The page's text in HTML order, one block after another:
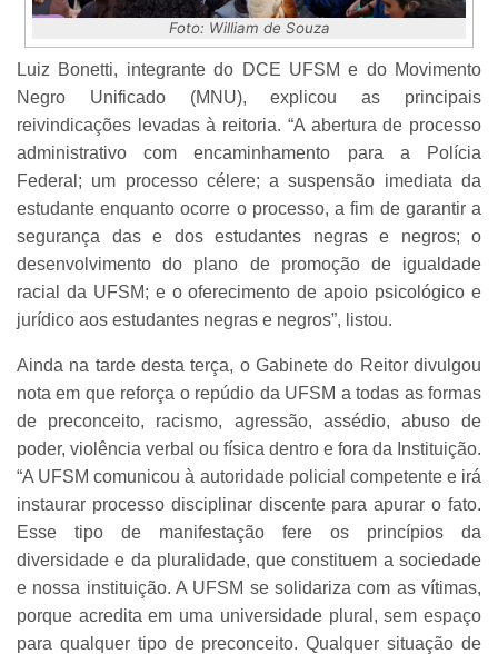
Foto: William de Souza
Luiz Bonetti, integrante do DCE UFSM e do Movimento
Negro Unificado (MNU), explicou as principais
reivindicações levadas à reitoria. “A abertura de processo
administrativo com encaminhamento para a Polícia
Federal; um processo célere; a suspensão imediata da
estudante enquanto ocorre o processo, a fim de garantir a
segurança das e dos estudantes negras e negros; o
desenvolvimento do plano de promoção de igualdade
racial da UFSM; e o oferecimento de apoio psicológico e
jurídico aos estudantes negras e negros”, listou.
Ainda na tarde desta terça, o Gabinete do Reitor divulgou
nota em que reforça o repúdio da UFSM a todas as formas
de preconceito, racismo, agressão, assédio, abuso de
poder, violência verbal ou física dentro e fora da Instituição.
“A UFSM comunicou à autoridade policial competente e irá
instaurar processo disciplinar discente para apurar o fato.
Esse tipo de manifestação fere os princípios da
diversidade e da pluralidade, que constituem a sociedade
e nossa instituição. A UFSM se solidariza com as vítimas,
porque acredita em uma universidade plural, sem espaço
para qualquer tipo de preconceito. Qualquer situação de